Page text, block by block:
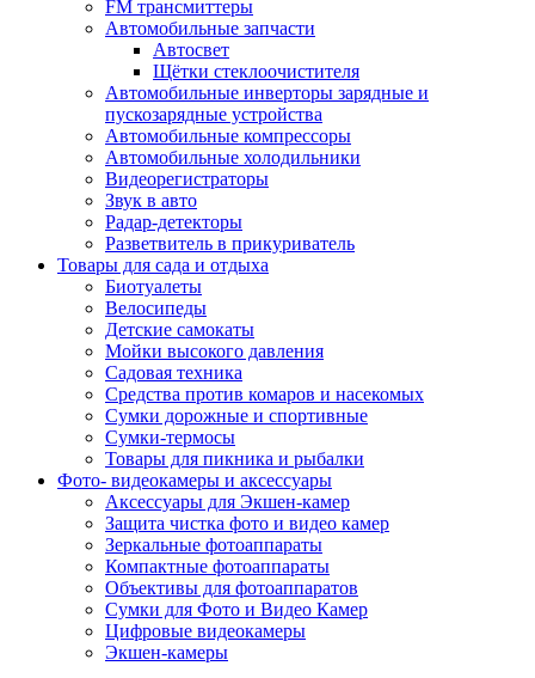
FM трансмиттеры
Автомобильные запчасти
Автосвет
Щётки стеклоочистителя
Автомобильные инверторы зарядные и
пускозарядные устройства
Автомобильные компрессоры
Автомобильные холодильники
Видеорегистраторы
Звук в авто
Радар-детекторы
Разветвитель в прикуриватель
Товары для сада и отдыха
Биотуалеты
Велосипеды
Детские самокаты
Мойки высокого давления
Садовая техника
Средства против комаров и насекомых
Сумки дорожные и спортивные
Сумки-термосы
Товары для пикника и рыбалки
Фото- видеокамеры и аксессуары
Аксессуары для Экшен-камер
Защита чистка фото и видео камер
Зеркальные фотоаппараты
Компактные фотоаппараты
Объективы для фотоаппаратов
Сумки для Фото и Видео Камер
Цифровые видеокамеры
Экшен-камеры